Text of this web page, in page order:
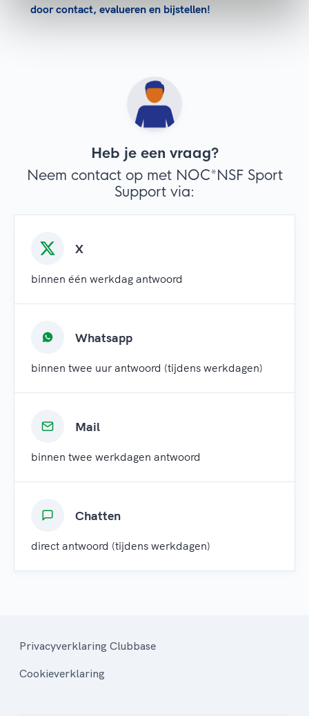
door contact, evalueren en bijstellen!
Heb je een vraag?
Neem contact op met NOC*NSF Sport
Support via:
X
binnen één werkdag antwoord
Whatsapp
binnen twee uur antwoord (tijdens werkdagen)
Mail
binnen twee werkdagen antwoord
Chatten
direct antwoord (tijdens werkdagen)
Privacyverklaring Clubbase
Cookieverklaring